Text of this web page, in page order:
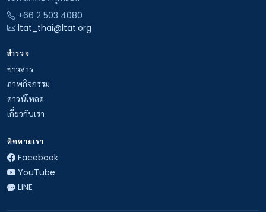
+66 2 503 4080
ltat_thai@ltat.org
สำรวจ
ข่าวสาร
ภาพกิจกรรม
ดาวน์โหลด
เกี่ยวกับเรา
ติดตามเรา
Facebook
YouTube
LINE